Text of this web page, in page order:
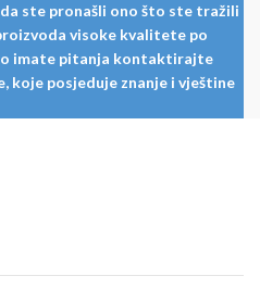
ste pronašli ono što ste tražili
visoke kvalitete po
imate pitanja kontaktirajte
koje posjeduje znanje i vještine